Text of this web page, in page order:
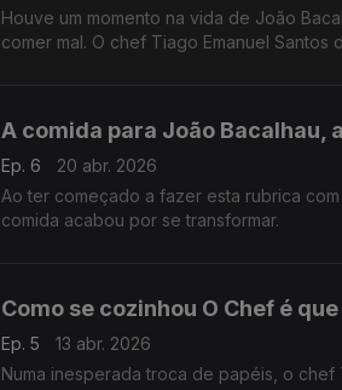
Houve um momento na vida de João
comer mal. O chef Tiago Emanuel Santos
A comida para João Bacalhau,
Ep. 6
20 abr. 2026
Ao ter começado a fazer esta rubrica
comida acabou por se transformar.
Como se cozinhou O Chef é
Ep. 5
13 abr. 2026
Numa inesperada troca de papéis, o